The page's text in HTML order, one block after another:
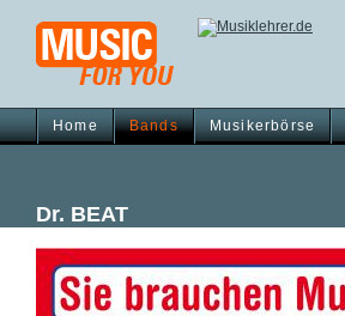
Home Bands Musikerbörse
Dr. BEAT